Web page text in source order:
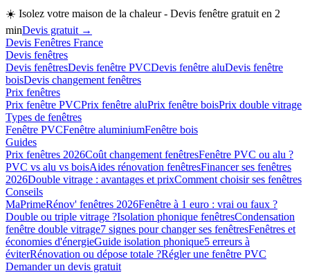
☀️ Isolez votre maison de la chaleur - Devis fenêtre gratuit en 2
minDevis gratuit →
Devis Fenêtres France
Devis fenêtres
Devis fenêtresDevis fenêtre PVCDevis fenêtre aluDevis fenêtre
boisDevis changement fenêtres
Prix fenêtres
Prix fenêtre PVCPrix fenêtre aluPrix fenêtre boisPrix double vitrage
Types de fenêtres
Fenêtre PVCFenêtre aluminiumFenêtre bois
Guides
Prix fenêtres 2026Coût changement fenêtresFenêtre PVC ou alu ?
PVC vs alu vs boisAides rénovation fenêtresFinancer ses fenêtres
2026Double vitrage : avantages et prixComment choisir ses fenêtres
Conseils
MaPrimeRénov' fenêtres 2026Fenêtre à 1 euro : vrai ou faux ?
Double ou triple vitrage ?Isolation phonique fenêtresCondensation
fenêtre double vitrage7 signes pour changer ses fenêtresFenêtres et
économies d'énergieGuide isolation phonique5 erreurs à
éviterRénovation ou dépose totale ?Régler une fenêtre PVC
Demander un devis gratuit